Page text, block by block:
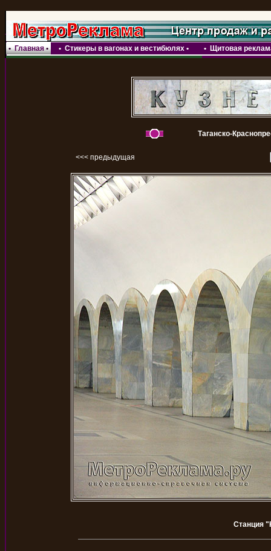
•Главная• • Стикеры в вагонах и вестибюлях • • Щитовая
Таганско-
<<< предыдущая
Станция